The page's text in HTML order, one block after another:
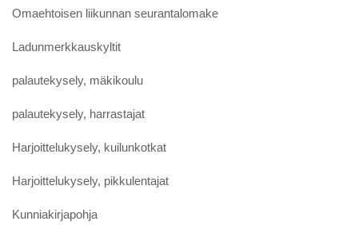
Omaehtoisen liikunnan seurantalomake
Ladunmerkkauskyltit
palautekysely, mäkikoulu
palautekysely, harrastajat
Harjoittelukysely, kuilunkotkat
Harjoittelukysely, pikkulentajat
Kunniakirjapohja